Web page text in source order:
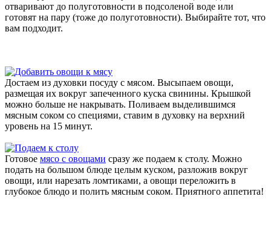
отваривают до полуготовности в подсоленой воде или
готовят на пару (тоже до полуготовности). Выбирайте тот, что
вам подходит.
Достаем из духовки посуду с мясом. Высыпаем овощи,
размещая их вокруг запеченного куска свинины. Крышкой
можно больше не накрывать. Поливаем выделившимся
мясным соком со специями, ставим в духовку на верхний
уровень на 15 минут.
Готовое мясо с овощами сразу же подаем к столу. Можно
подать на большом блюде целым куском, разложив вокруг
овощи, или нарезать ломтиками, а овощи переложить в
глубокое блюдо и полить мясным соком. Приятного аппетита!